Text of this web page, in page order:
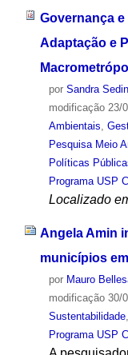
Governança
Adaptação e
por Sandra
modificação23/
Ambientais
Pesquisa Meio
Políticas
Programa USP
Localizado
Angela Amin
municípios
por Mauro
modificação30/
Sustentabilidade,
Programa USP